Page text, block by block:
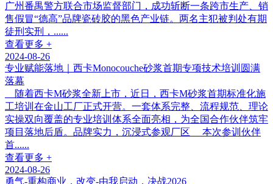
广州番禺警方联合市场监督部门，成功斩断一条跨市生产、销
售假冒“德高”品牌瓷砖胶的黑色产业链。两名主犯被判处有期
徒刑实刑，......
查看更多 +
2024-08-26
专业赋能落地｜西卡Monocouche砂浆首期专项技术培训圆满
落幕
随着西卡M砂浆全新上市，近日，西卡M砂浆首期标准化施
工培训在金山工厂正式开营。一套体系完整、流程规范、理论
实操双向覆盖的专业培训体系全面亮相，为全国合作伙伴筑牢
项目落地后盾。品牌实力，沉浸式参观厂区 本次参训伙伴
首......
查看更多 +
2024-08-26
勇气-重构商业，改变-由我启动，决战2026